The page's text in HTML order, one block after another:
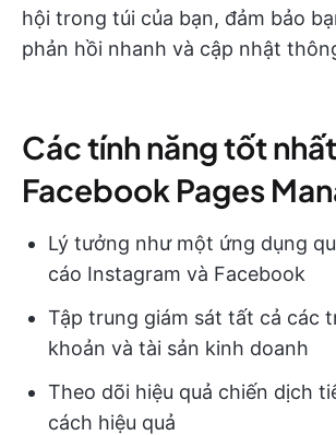
hội trong túi của bạn, đảm bảo
phản hồi nhanh và cập nhật
Các tính năng tốt
Facebook Pages
Lý tưởng như một ứng dụng
cáo Instagram và Facebook
Tập trung giám sát tất cả các
khoản và tài sản kinh doanh
Theo dõi hiệu quả chiến dịch
cách hiệu quả